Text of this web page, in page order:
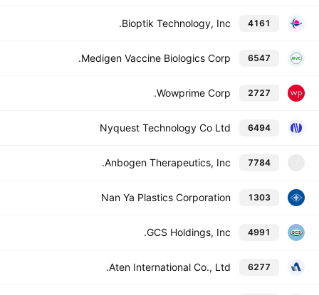
4161
Bioptik Technology, Inc.
6547
Medigen Vaccine Biologics Corp.
2727
Wowprime Corp.
6494
Nyquest Technology Co Ltd
7784
Anbogen Therapeutics, Inc.
1303
Nan Ya Plastics Corporation
4991
GCS Holdings, Inc.
6277
Aten International Co., Ltd.